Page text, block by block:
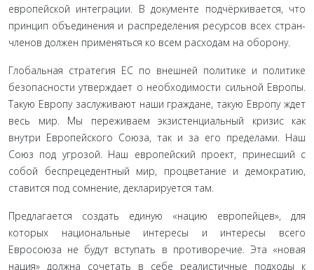
европейской интеграции. В документе подчёркивается, что
принцип объединения и распределения ресурсов всех стран-
членов должен применяться ко всем расходам на оборону.
Глобальная стратегия ЕС по внешней политике и политике
безопасности утверждает о необходимости сильной Европы.
Такую Европу заслуживают наши граждане, такую Европу ждет
весь мир. Мы переживаем экзистенциальный кризис как
внутри Европейского Союза, так и за его пределами. Наш
Союз под угрозой. Наш европейский проект, принесший с
собой беспрецедентный мир, процветание и демократию,
ставится под сомнение, декларируется там.
Предлагается создать единую «нацию европейцев», для
которых национальные интересы и интересы всего
Евросоюза не будут вступать в противоречие. Эта «новая
нация» должна сочетать в себе реалистичные подходы к